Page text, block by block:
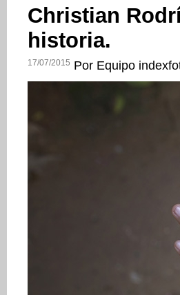
Christian
historia.
17/07/2015 Por Equipo